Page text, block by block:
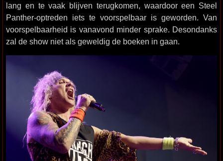
lang en te vaak blijven terugkomen, waardoor een Steel
Panther-optreden iets te voorspelbaar is geworden. Van
voorspelbaarheid is vanavond minder sprake. Desondanks
zal de show niet als geweldig de boeken in gaan.